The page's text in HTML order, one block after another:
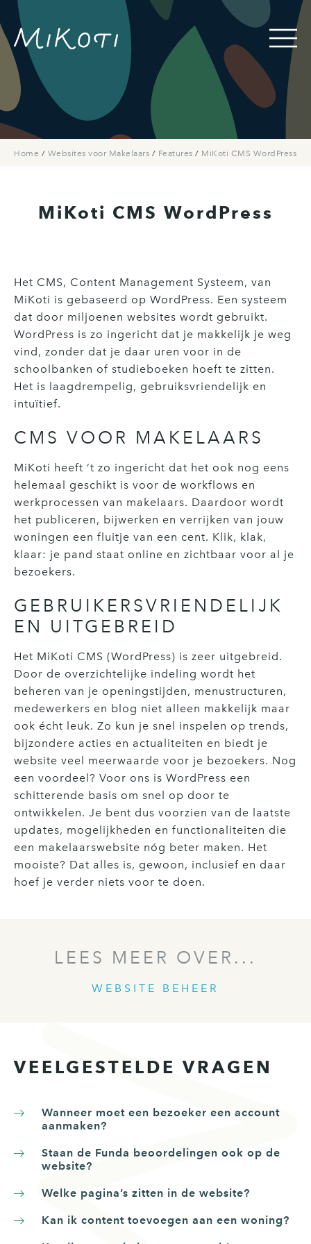
Home / Websites voor Makelaars / Features / MiKoti CMS WordPress
MiKoti CMS WordPress
Het CMS, Content Management Systeem, van
MiKoti is gebaseerd op WordPress. Een systeem
dat door miljoenen websites wordt gebruikt.
WordPress is zo ingericht dat je makkelijk je weg
vind, zonder dat je daar uren voor in de
schoolbanken of studieboeken hoeft te zitten.
Het is laagdrempelig, gebruiksvriendelijk en
intuïtief.
CMS VOOR MAKELAARS
MiKoti heeft ’t zo ingericht dat het ook nog eens
helemaal geschikt is voor de workflows en
werkprocessen van makelaars. Daardoor wordt
het publiceren, bijwerken en verrijken van jouw
woningen een fluitje van een cent. Klik, klak,
klaar: je pand staat online en zichtbaar voor al je
bezoekers.
GEBRUIKERSVRIENDELIJK
EN UITGEBREID
Het MiKoti CMS (WordPress) is zeer uitgebreid.
Door de overzichtelijke indeling wordt het
beheren van je openingstijden, menustructuren,
medewerkers en blog niet alleen makkelijk maar
ook écht leuk. Zo kun je snel inspelen op trends,
bijzondere acties en actualiteiten en biedt je
website veel meerwaarde voor je bezoekers. Nog
een voordeel? Voor ons is WordPress een
schitterende basis om snel op door te
ontwikkelen. Je bent dus voorzien van de laatste
updates, mogelijkheden en functionaliteiten die
een makelaarswebsite nóg beter maken. Het
mooiste? Dat alles is, gewoon, inclusief en daar
hoef je verder niets voor te doen.
LEES MEER OVER...
WEBSITE BEHEER
VEELGESTELDE VRAGEN
Wanneer moet een bezoeker een account
aanmaken?
Staan de Funda beoordelingen ook op de
website?
Welke pagina’s zitten in de website?
Kan ik content toevoegen aan een woning?